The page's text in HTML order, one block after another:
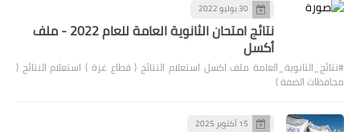
30 يوليو 2022
نتائج امتحان الثانوية العامة للعام 2022 - ملف
أكسل
#نتائج_الثانوية_العامة ملف اكسل استعلام النتائج ( قطاع غزة ) استعلام النتائج (
محافظات الضفة )
15 أكتوبر 2025